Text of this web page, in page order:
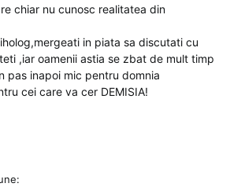
chiar nu cunosc realitatea din
in piata sa discutati cu
,iar oamenii astia se zbat de mult timp
pas inapoi mic pentru domnia
cei care va cer DEMISIA!